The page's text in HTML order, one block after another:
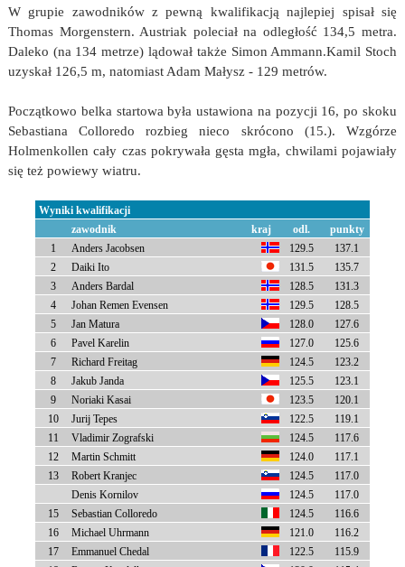
W grupie zawodników z pewną kwalifikacją najlepiej spisał się
Thomas Morgenstern. Austriak poleciał na odległość 134,5 metra.
Daleko (na 134 metrze) lądował także Simon Ammann.Kamil Stoch
uzyskał 126,5 m, natomiast Adam Małysz - 129 metrów.
Początkowo belka startowa była ustawiona na pozycji 16, po skoku
Sebastiana Colloredo rozbieg nieco skrócono (15.). Wzgórze
Holmenkollen cały czas pokrywała gęsta mgła, chwilami pojawiały
się też powiewy wiatru.
Wyniki kwalifikacji
zawodnik
kraj odl.
punkty
1
Anders Jacobsen 129.5
137.1
2
Daiki Ito 131.5
135.7
3
Anders Bardal 128.5
131.3
4
Johan Remen Evensen 129.5
128.5
5
Jan Matura 128.0
127.6
6
Pavel Karelin 127.0
125.6
7
Richard Freitag 124.5
123.2
8
Jakub Janda 125.5
123.1
9
Noriaki Kasai 123.5
120.1
10
Jurij Tepes 122.5
119.1
11
Vladimir Zografski 124.5
117.6
12
Martin Schmitt 124.0
117.1
13
Robert Kranjec 124.5
117.0
Denis Kornilov
124.5
117.0
15
Sebastian Colloredo 124.5
116.6
16
Michael Uhrmann 121.0
116.2
17
Emmanuel Chedal 122.5
115.9